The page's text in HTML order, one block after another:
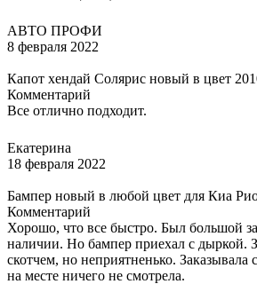
АВТО ПРОФИ
8 февраля 2022
Капот хендай Солярис новый в цвет
Комментарий
Все отлично подходит.
Екатерина
18 февраля 2022
Бампер новый в любой цвет для Киа
Комментарий
Хорошо, что все быстро. Был большой
наличии. Но бампер приехал с дыркой.
скотчем, но неприятненько. Заказывала
на месте ничего не смотрела.